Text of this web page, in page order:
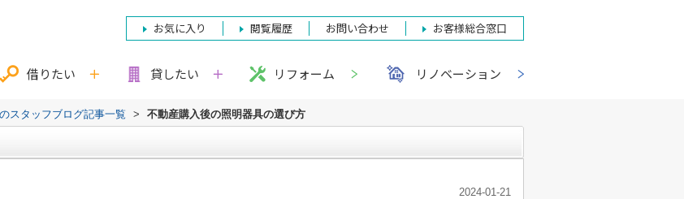
お気に入り 閲覧履歴 お問い合わせ お客様総合窓口
借りたい 貸したい リフォーム リノベーション
スタッフブログ記事一覧 > 不動産購入後の照明器具の選び方
2024-01-21